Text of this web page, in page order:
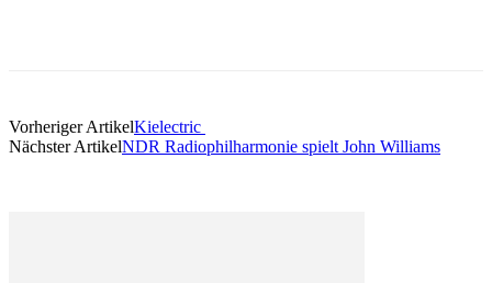
Vorheriger ArtikelKielectric
Nächster ArtikelNDR Radiophilharmonie spielt John Williams